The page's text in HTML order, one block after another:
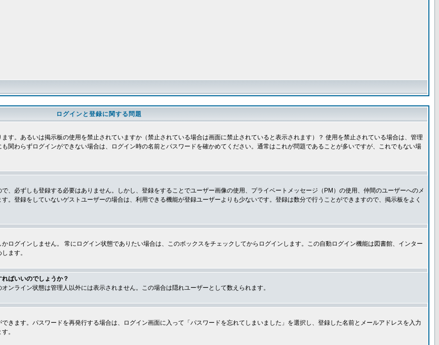
ログインと登録に関する問題
す。あるいは掲示板の使用を禁止されていますか（禁止されている場合は画面に禁止されていると表示されます）？ 使用を禁止されている場合は、管理
関わらずログインができない場合は、ログイン時の名前とパスワードを確かめてください。通常はこれが問題であることが多いですが、これでもない場
、必ずしも登録する必要はありません。しかし、登録をすることでユーザー画像の使用、プライベートメッセージ（PM）の使用、仲間のユーザーへのメ
。登録をしていないゲストユーザーの場合は、利用できる機能が登録ユーザーよりも少ないです。登録は数分で行うことができますので、掲示板をよく
ログインしません。 常にログイン状態でありたい場合は、このボックスをチェックしてからログインします。この自動ログイン機能は図書館、インター
ます。
ばいいのでしょうか？
ライン状態は管理人以外には表示されません。この場合は隠れユーザーとして数えられます。
きます。パスワードを再発行する場合は、ログイン画面に入って「パスワードを忘れてしまいました」を選択し、登録した名前とメールアドレスを入力
。